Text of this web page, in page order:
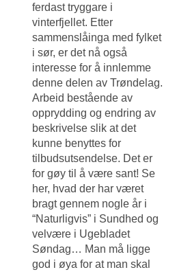
ferdast tryggare i
vinterfjellet. Etter
sammenslåinga med fylket
i sør, er det nå også
interesse for å innlemme
denne delen av Trøndelag.
Arbeid bestående av
opprydding og endring av
beskrivelse slik at det
kunne benyttes for
tilbudsutsendelse. Det er
for gøy til å være sant! Se
her, hvad der har været
bragt gennem nogle år i
“Naturligvis” i Sundhed og
velvære i Ugebladet
Søndag… Man må ligge
god i øya for at man skal